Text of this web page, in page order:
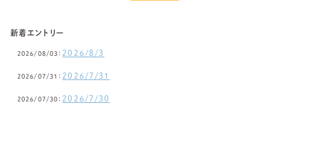
新着エントリー
2026/08/03： 2026/8/3
2026/07/31： 2026/7/31
2026/07/30： 2026/7/30